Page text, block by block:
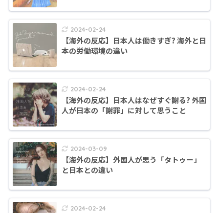
2024-02-24
【海外の反応】日本人は働きすぎ? 海外と日
本の労働環境の違い
2024-02-24
【海外の反応】日本人はなぜすぐ謝る? 外国
人が日本の「謝罪」に対して思うこと
2024-03-09
【海外の反応】外国人が思う「タトゥー」
と日本との違い
2024-02-24